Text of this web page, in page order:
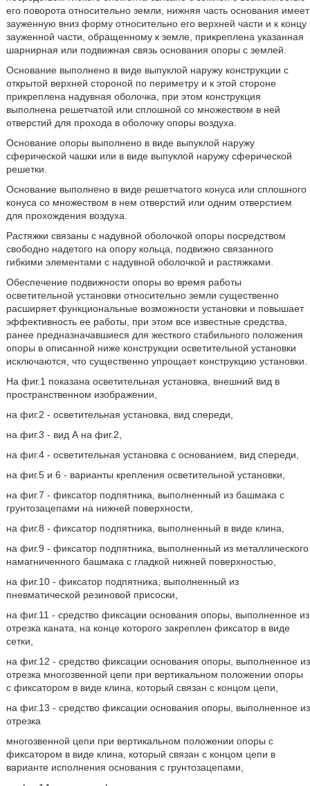
его поворота относительно земли, нижняя часть основания имеет
зауженную вниз форму относительно его верхней части и к концу
зауженной части, обращенному к земле, прикреплена указанная
шарнирная или подвижная связь основания опоры с землей.
Основание выполнено в виде выпуклой наружу конструкции с
открытой верхней стороной по периметру и к этой стороне
прикреплена надувная оболочка, при этом конструкция
выполнена решетчатой или сплошной со множеством в ней
отверстий для прохода в оболочку опоры воздуха.
Основание опоры выполнено в виде выпуклой наружу
сферической чашки или в виде выпуклой наружу сферической
решетки.
Основание выполнено в виде решетчатого конуса или сплошного
конуса со множеством в нем отверстий или одним отверстием
для прохождения воздуха.
Растяжки связаны с надувной оболочкой опоры посредством
свободно надетого на опору кольца, подвижно связанного
гибкими элементами с надувной оболочкой и растяжками.
Обеспечение подвижности опоры во время работы
осветительной установки относительно земли существенно
расширяет функциональные возможности установки и повышает
эффективность ее работы, при этом все известные средства,
ранее предназначавшиеся для жесткого стабильного положения
опоры в описанной ниже конструкции осветительной установки
исключаются, что существенно упрощает конструкцию установки.
На фиг.1 показана осветительная установка, внешний вид в
пространственном изображении,
на фиг.2 - осветительная установка, вид спереди,
на фиг.3 - вид А на фиг.2,
на фиг.4 - осветительная установка с основанием, вид спереди,
на фиг.5 и 6 - варианты крепления осветительной установки,
на фиг.7 - фиксатор подпятника, выполненный из башмака с
грунтозацепами на нижней поверхности,
на фиг.8 - фиксатор подпятника, выполненный в виде клина,
на фиг.9 - фиксатор подпятника, выполненный из металлического
намагниченного башмака с гладкой нижней поверхностью,
на фиг.10 - фиксатор подпятника, выполненный из
пневматической резиновой присоски,
на фиг.11 - средство фиксации основания опоры, выполненное из
отрезка каната, на конце которого закреплен фиксатор в виде
сетки,
на фиг.12 - средство фиксации основания опоры, выполненное из
отрезка многозвенной цепи при вертикальном положении опоры
с фиксатором в виде клина, который связан с концом цепи,
на фиг.13 - средство фиксации основания опоры, выполненное из
отрезка
многозвенной цепи при вертикальном положении опоры с
фиксатором в виде клина, который связан с концом цепи в
варианте исполнения основания с грунтозацепами,